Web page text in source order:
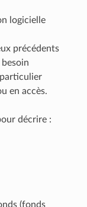
logicielle
précédents
en accès.
décrire :
(fonds